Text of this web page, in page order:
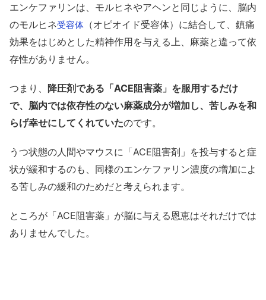
エンケファリンは、モルヒネやアヘンと同じように、脳内
のモルヒネ受容体 （オピオイド受容体）に結合して、鎮痛
効果をはじめとした精神作用を与える上、麻薬と違って依
存性がありません。
つまり、 降圧剤である「ACE阻害薬」を服用するだけ
で、脳内では依存性のない麻薬成分が増加し、苦しみを和
らげ幸せにしてくれていたのです。
うつ状態の人間やマウスに「ACE阻害剤」を投与すると症
状が緩和するのも、同様のエンケファリン濃度の増加によ
る苦しみの緩和のためだと考えられます。
ところが「ACE阻害薬」が脳に与える恩恵はそれだけでは
ありませんでした。